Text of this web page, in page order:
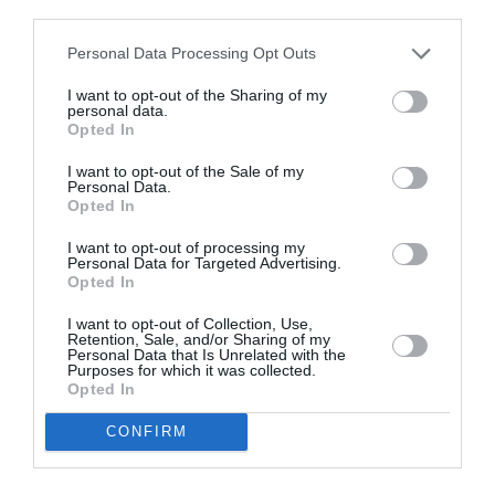
Personal Data Processing Opt Outs
I want to opt-out of the Sharing of my
personal data.
Opted In
I want to opt-out of the Sale of my
Personal Data.
Opted In
I want to opt-out of processing my
Personal Data for Targeted Advertising.
Opted In
I want to opt-out of Collection, Use,
Retention, Sale, and/or Sharing of my
Personal Data that Is Unrelated with the
Purposes for which it was collected.
Opted In
CONFIRM
Δημοφιλή Άρθρα
O «Οιδίποδας» του
Θεοδώρα,